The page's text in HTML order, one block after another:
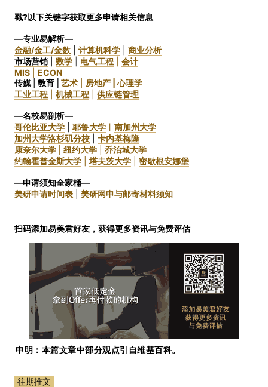
戳?以下关键字获取更多申请相关信息
—专业易解析—
金融/金工/金数
计算机科学
商业分析
市场营销
数学 电气工程
会计
MIS
ECON
传媒
教育 艺术 房地产 | 心理学
工业工程
机械工程 供应链管理
—名校易剖析—
哥伦比亚大学
耶鲁大学 丨 南加州大学
加州大学洛杉矶分校
卡内基梅隆
康奈尔大学
纽约大学
乔治城大学
约翰霍普金斯大学
塔夫茨大学 密歇根安娜堡
—申请须知全家桶—
美研申请时间表
美研网申与邮寄材料须知
扫码添加易美君好友，获得更多资讯与免费评估
申明：本篇文章中部分观点引自维基百科。
往期推文